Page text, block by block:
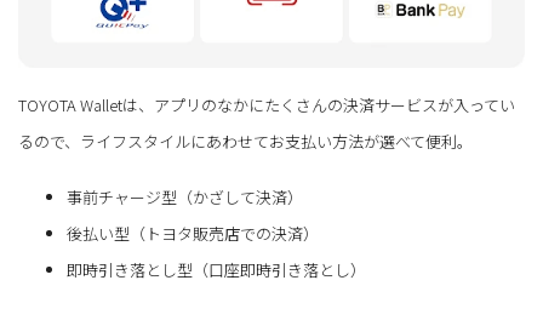
TOYOTA Walletは、アプリのなかにたくさんの決済サービスが入ってい
るので、ライフスタイルにあわせてお支払い方法が選べて便利。
事前チャージ型（かざして決済）
後払い型（トヨタ販売店での決済）
即時引き落とし型（口座即時引き落とし）